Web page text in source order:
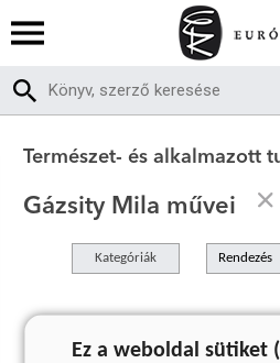
Természet- és alkalmazott
Gázsity Mila művei
Kategóriák Rendezés
A keresett
Ez a weboldal sütiket